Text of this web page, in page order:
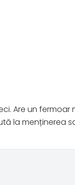
Are un fermoar
la menținerea